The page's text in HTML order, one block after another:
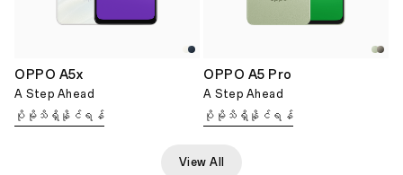
OPPO A5x
A Step Ahead
ပိုမိုသိရှိနိုင်ရန်
OPPO A5 Pro
A Step Ahead
ပိုမိုသိရှိနိုင်ရန်
View All